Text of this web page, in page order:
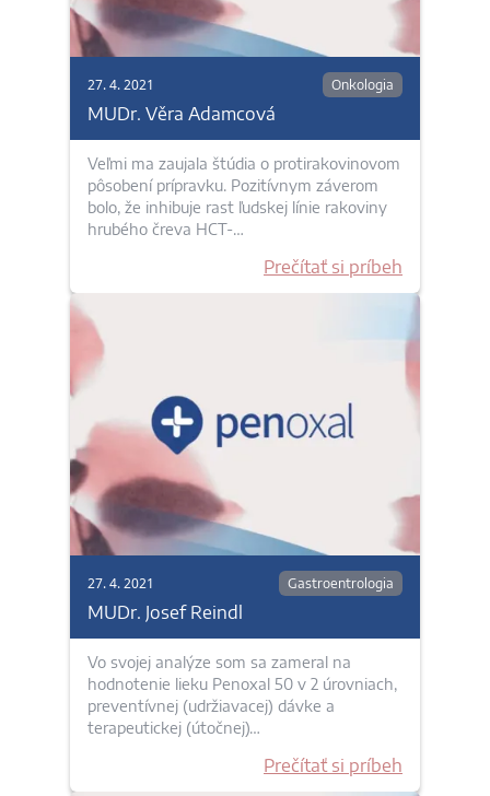
27. 4. 2021 Onkologia
MUDr. Věra Adamcová
Veľmi ma zaujala štúdia o protirakovinovom
pôsobení prípravku. Pozitívnym záverom
bolo, že inhibuje rast ľudskej línie rakoviny
hrubého čreva HCT-…
Prečítať si príbeh
27. 4. 2021 Gastroentrologia
MUDr. Josef Reindl
Vo svojej analýze som sa zameral na
hodnotenie lieku Penoxal 50 v 2 úrovniach,
preventívnej (udržiavacej) dávke a
terapeutickej (útočnej)…
Prečítať si príbeh